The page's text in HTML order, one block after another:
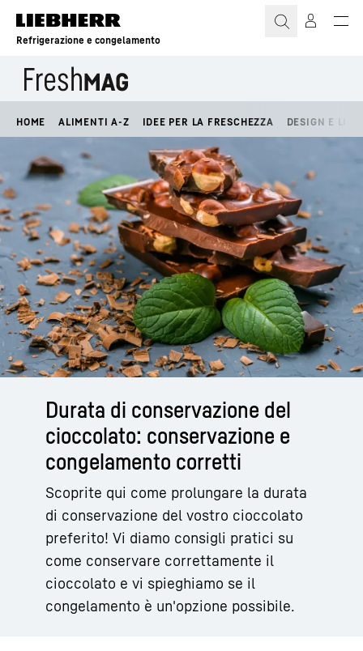
Refrigerazione e congelamento
HOME ALIMENTI A-Z IDEE PER LA FRESCHEZZA DESIGN E
Durata di conservazione del
cioccolato: conservazione e
congelamento corretti
Scoprite qui come prolungare la durata
di conservazione del vostro cioccolato
preferito! Vi diamo consigli pratici su
come conservare correttamente il
cioccolato e vi spieghiamo se il
congelamento è un'opzione possibile.